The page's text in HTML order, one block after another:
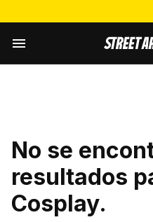
No se
resultados
Cosplay.